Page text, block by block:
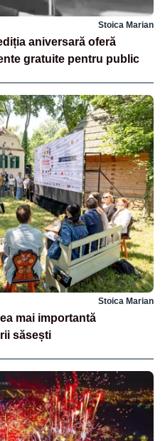
Stoica Marian
aniversară oferă
gratuite pentru public
Stoica Marian
mai importantă
săsești